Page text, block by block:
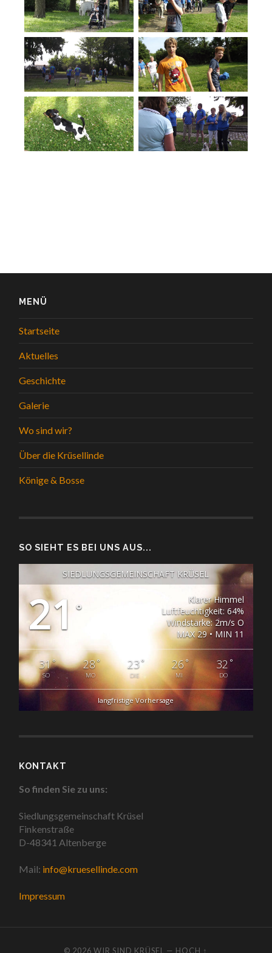
MENÜ
Startseite
Aktuelles
Geschichte
Galerie
Wo sind wir?
Über die Krüsellinde
Könige & Bosse
SO SIEHT ES BEI UNS AUS...
SIEDLUNGSGEMEINSCHAFT KRÜSEL
21 °
Klarer Himmel
Luftfeuchtigkeit: 64%
Windstärke: 2m/s O
MAX 29 • MIN 11
31°
SO
28°
MO
23°
DIE
26°
MI
32 °
DO
langfristige Vorhersage
KONTAKT
So finden Sie zu uns:
Siedlungsgemeinschaft Krüsel
Finkenstraße
D-48341 Altenberge
Mail: info@kruesellinde.com
Impressum
© 2026WIR SIND KRÜSEL — HOCH ↑